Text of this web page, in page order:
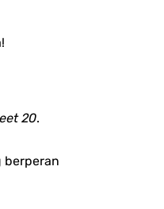
20.
berperan